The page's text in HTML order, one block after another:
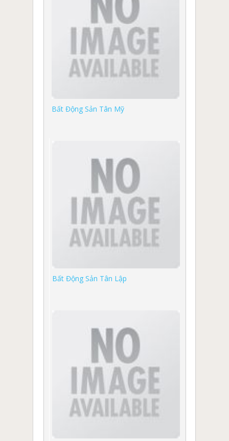
Bất Động Sản Tân Mỹ
Bất Động Sản Tân Lập